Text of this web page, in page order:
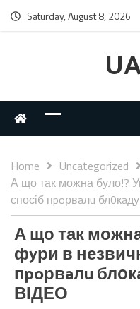
Saturday, August 8, 2026
Home
Uncategorized
А що так можна було!?
спосіб пpoрвaлu
А що так можна
фyри в
пpoрвaлu
ВІДЕО